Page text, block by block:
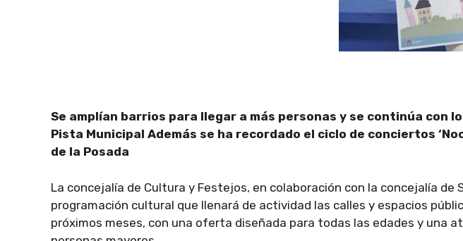
Se amplían barrios para llegar a más personas y se continúa con
Pista Municipal Además se ha recordado el ciclo de conciertos
de la Posada
La concejalía de Cultura y Festejos, en colaboración con la concejalía de
programación cultural que llenará de actividad las calles y espacios
próximos meses, con una oferta diseñada para todas las edades y una